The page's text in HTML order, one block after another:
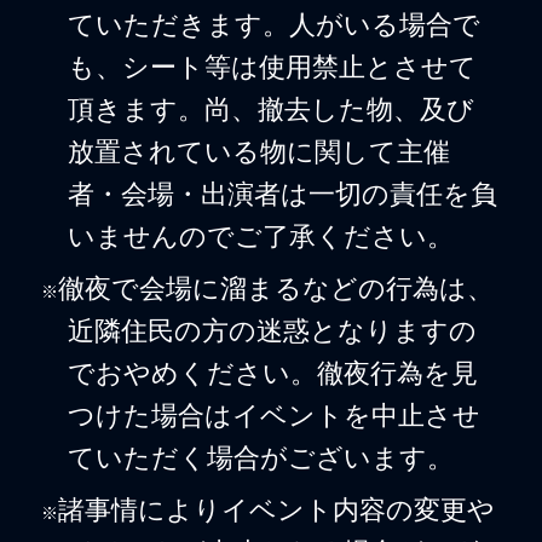
ていただきます。人がいる場合で
も、シート等は使用禁止とさせて
頂きます。尚、撤去した物、及び
放置されている物に関して主催
者・会場・出演者は一切の責任を負
いませんのでご了承ください。
※徹夜で会場に溜まるなどの行為は、
近隣住民の方の迷惑となりますの
でおやめください。徹夜行為を見
つけた場合はイベントを中止させ
ていただく場合がございます。
※諸事情によりイベント内容の変更や